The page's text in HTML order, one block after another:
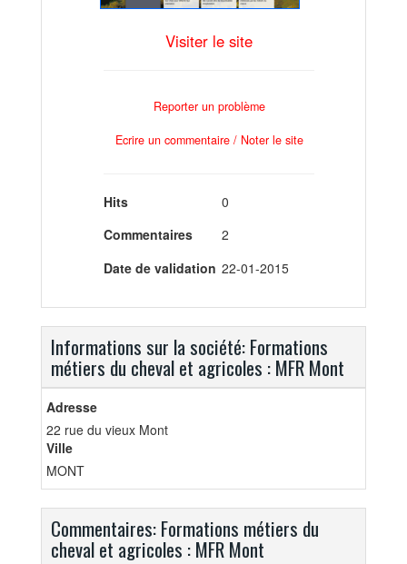
Visiter le site
Reporter un problème
Ecrire un commentaire / Noter le site
Hits
0
Commentaires
2
Date de validation 22-01-2015
Informations sur la société: Formations
métiers du cheval et agricoles : MFR Mont
Adresse
22 rue du vieux Mont
Ville
MONT
Commentaires: Formations métiers du
cheval et agricoles : MFR Mont